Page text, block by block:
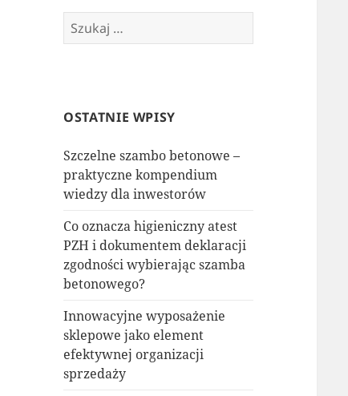
Szukaj:
OSTATNIE WPISY
Szczelne szambo betonowe –
praktyczne kompendium
wiedzy dla inwestorów
Co oznacza higieniczny atest
PZH i dokumentem deklaracji
zgodności wybierając szamba
betonowego?
Innowacyjne wyposażenie
sklepowe jako element
efektywnej organizacji
sprzedaży